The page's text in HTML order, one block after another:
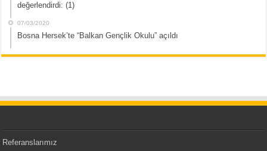
değerlendirdi: (1)
07/03/2020
Bosna Hersek’te “Balkan Gençlik Okulu” açıldı
Referanslarımız